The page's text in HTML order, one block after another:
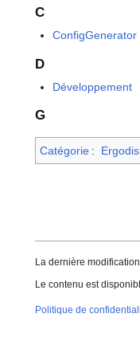
C
ConfigGenerator
D
Développement
G
Catégorie : Ergodis
La dernière
Le contenu est
Politique de